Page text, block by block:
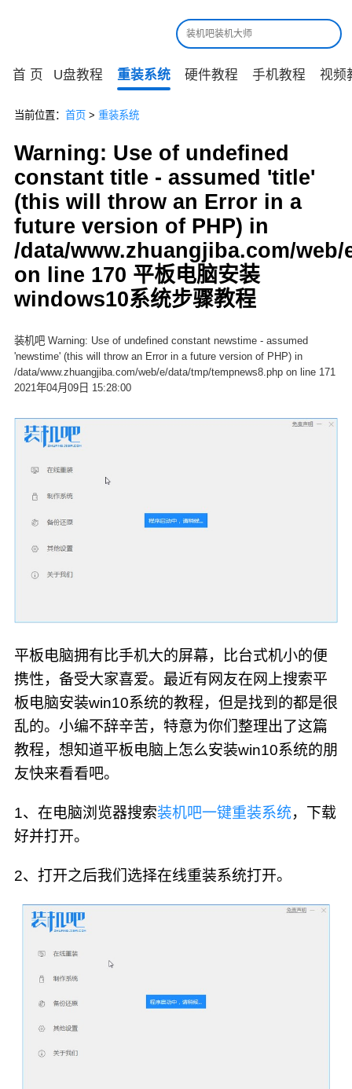
首 页 U盘教程 重装系统 硬件教程 手机教程 视频
当前位置： 首页 > 重装系统
Warning: Use of undefined
constant title - assumed 'title'
(this will throw an Error in a
future version of PHP) in
/data/www.zhuangjiba.com/
on line 170 平板电脑安装
windows10系统步骤教程
装机吧 Warning: Use of undefined constant newstime - assumed
'newstime' (this will throw an Error in a future version of PHP) in
/data/www.zhuangjiba.com/web/e/data/tmp/tempnews8.php on line 171
2021年04月09日 15:28:00
平板电脑拥有比手机大的屏幕，比台式机小的便
携性，备受大家喜爱。最近有网友在网上搜索平
板电脑安装win10系统的教程，但是找到的都是很
乱的。小编不辞辛苦，特意为你们整理出了这篇
教程，想知道平板电脑上怎么安装win10系统的朋
友快来看看吧。
1、在电脑浏览器搜索装机吧一键重装系统，下载
好并打开。
2、打开之后我们选择在线重装系统打开。